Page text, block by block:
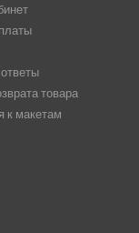
товара
к макетам